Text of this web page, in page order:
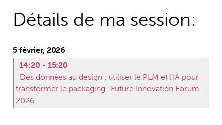
Détails de ma session:
5 février, 2026
14:20 - 15:20
Des données au design : utiliser le PLM et l’IA pour
transformer le packaging
Future Innovation Forum
2026